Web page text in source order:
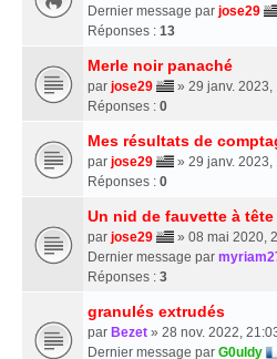
Dernier message par jose29
Réponses : 13
Merle noir panaché
par jose29
» 29 janv. 2023,
Réponses : 0
Mes résultats de
par jose29
» 29 janv. 2023,
Réponses : 0
Un nid de fauvette à
par jose29
» 08 mai 2020,
Dernier message par
Réponses : 3
granulés extrudés
par Bezet » 28 nov. 2022,
Dernier message par G0uldy